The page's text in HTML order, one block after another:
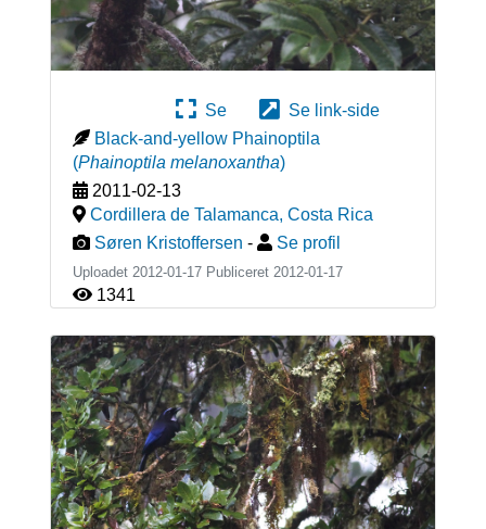
Se
Se link-side
Black-and-yellow Phainoptila
(Phainoptila melanoxantha)
2011-02-13
Cordillera de Talamanca, Costa Rica
Søren Kristoffersen - Se profil
Uploadet 2012-01-17 Publiceret 2012-01-17
1341